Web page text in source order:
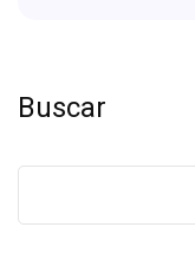
Buscar